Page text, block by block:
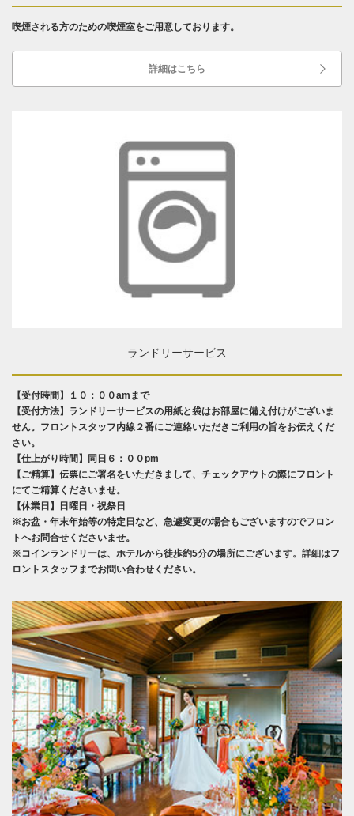
喫煙される方のための喫煙室をご用意しております。
詳細はこちら
ランドリーサービス
【受付時間】１０：００amまで
【受付方法】ランドリーサービスの用紙と袋はお部屋に備え付けがございま
せん。フロントスタッフ内線２番にご連絡いただきご利用の旨をお伝えくだ
さい。
【仕上がり時間】同日６：００pm
【ご精算】伝票にご署名をいただきまして、チェックアウトの際にフロント
にてご精算くださいませ。
【休業日】日曜日・祝祭日
※お盆・年末年始等の特定日など、急遽変更の場合もございますのでフロン
トへお問合せくださいませ。
※コインランドリーは、ホテルから徒歩約5分の場所にございます。詳細はフ
ロントスタッフまでお問い合わせください。